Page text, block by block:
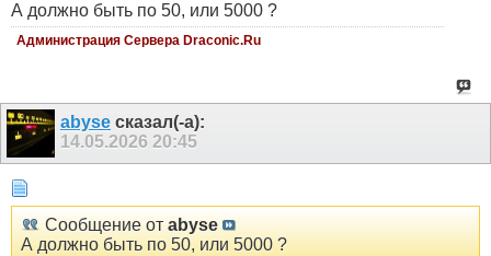
А должно быть по 50, или 5000 ?
Администрация Сервера Draconic.Ru
abyse сказал(-а):
14.05.2026 20:45
Сообщение от abyse
А должно быть по 50, или 5000 ?